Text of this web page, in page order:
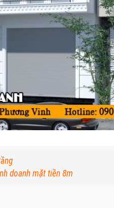
doanh mặt tiền 8m